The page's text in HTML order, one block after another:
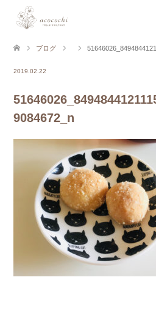
ブログ
2019.02.22
9084672_n